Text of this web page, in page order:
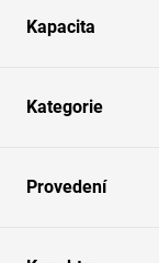
Kapacita
Kategorie
Provedení